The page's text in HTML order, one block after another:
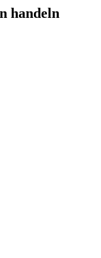
handeln